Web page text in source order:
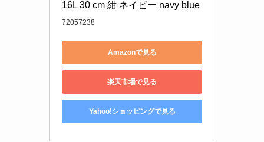
16L 30 cm 紺 ネイビー navy blue
72057238
Amazonで見る
楽天市場で見る
Yahoo!ショッピングで見る